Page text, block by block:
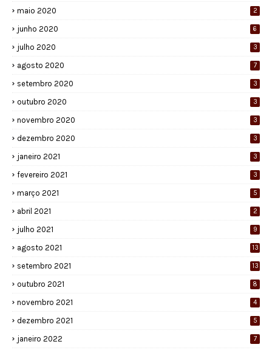
maio 2020 2
junho 2020 6
julho 2020 3
agosto 2020 7
setembro 2020 3
outubro 2020 3
novembro 2020 3
dezembro 2020 3
janeiro 2021 3
fevereiro 2021 3
março 2021 5
abril 2021 2
julho 2021 9
agosto 2021 13
setembro 2021 13
outubro 2021 8
novembro 2021 4
dezembro 2021 5
janeiro 2022 7